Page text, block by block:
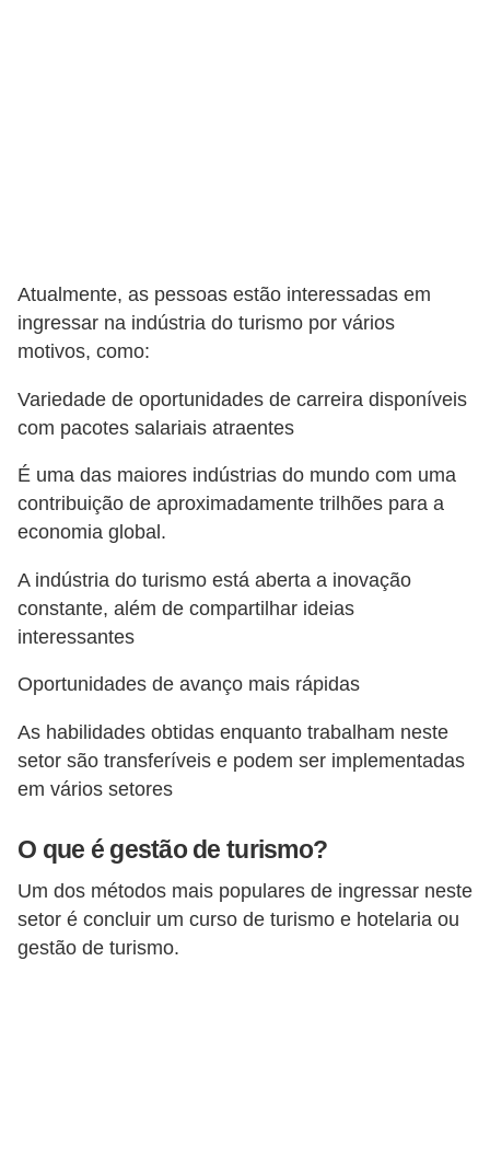
Atualmente, as pessoas estão interessadas em
ingressar na indústria do turismo por vários
motivos, como:
Variedade de oportunidades de carreira disponíveis
com pacotes salariais atraentes
É uma das maiores indústrias do mundo com uma
contribuição de aproximadamente trilhões para a
economia global.
A indústria do turismo está aberta a inovação
constante, além de compartilhar ideias
interessantes
Oportunidades de avanço mais rápidas
As habilidades obtidas enquanto trabalham neste
setor são transferíveis e podem ser implementadas
em vários setores
O que é gestão de turismo?
Um dos métodos mais populares de ingressar neste
setor é concluir um curso de turismo e hotelaria ou
gestão de turismo.
d
e
a
c
e
s
o
E
m
p
e
n
d
d
o
r